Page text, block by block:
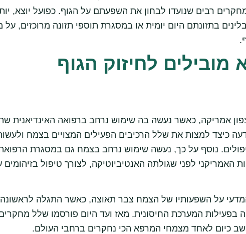
רבים שנועדו לבחון את השפעתם על הגוף. כפועל יוצא,
בתזונתם היום יומית או במסגרת תוספי תזונה מרוכזים, על
לחיזוק הגוף
אמריקה, כאשר נעשה בה שימוש נרחב ברפואה האינדיאנית
כיצד למצות את שלל הרכיבים הפעילים המצויים בצמח
נוסף על כך, נעשה שימוש נרחב בצמח גם במסגרת הרפואה
האמריקני לפני שגולתה האנטיביוטיקה, לצורך טיפול בזיהומים
על השפעותיו של הצמח צבר תאוצה, כאשר התגלה לראשונה
בפעילות המערכת החיסונית. מאז ועד היום פורסמו שלל
כיום לאחד מצמחי המרפא הכי נחקרים ברחבי העולם.